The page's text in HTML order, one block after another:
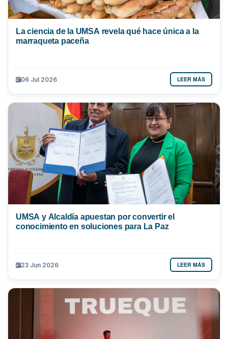
La ciencia de la UMSA revela qué hace única a la
marraqueta paceña
06 Jul 2026 LEER MÁS
UMSA y Alcaldía apuestan por convertir el
conocimiento en soluciones para La Paz
23 Jun 2026 LEER MÁS